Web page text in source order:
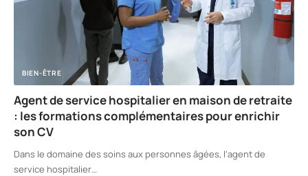
BIEN-ÊTRE
Agent de service hospitalier en maison de retraite
: les formations complémentaires pour enrichir
son CV
Dans le domaine des soins aux personnes âgées, l'agent de
service hospitalier…